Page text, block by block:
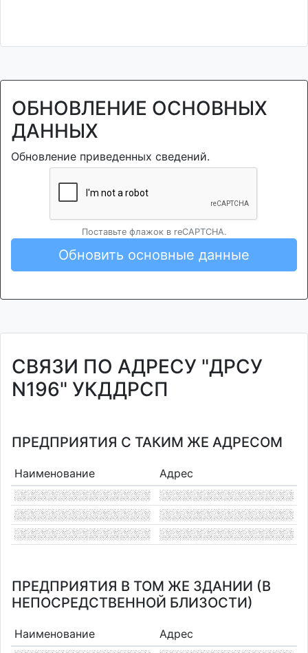
ОБНОВЛЕНИЕ ОСНОВНЫХ
ДАННЫХ
Обновление приведенных сведений.
Поставьте флажок в reCAPTCHA.
Обновить основные данные
СВЯЗИ ПО АДРЕСУ "ДРСУ
N196" УКДДРСП
ПРЕДПРИЯТИЯ С ТАКИМ ЖЕ АДРЕСОМ
Наименование Адрес
ПРЕДПРИЯТИЯ В ТОМ ЖЕ ЗДАНИИ (В
НЕПОСРЕДСТВЕННОЙ БЛИЗОСТИ)
Наименование Адрес